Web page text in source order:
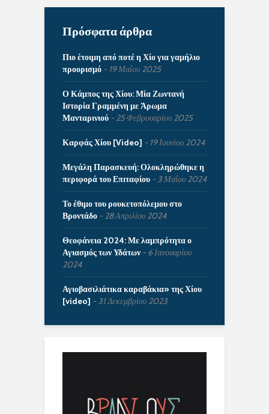
Πρόσφατα άρθρα
Πιο έτοιμη από ποτέ η Χίο για γαμήλιο
προορισμό
19 Μαΐου 2025
Ο Κάμπος της Χίου: Μία Ζωντανή
Ιστορία Γραμμένη με Άρωμα
Μανταρινιού
25 Φεβρουαρίου 2025
Καρφάς Χίου [Video] 19 Ιουνίου 2024
Μεγάλη Παρασκευή: Ολοκληρώθηκε η
περιφορά του Επιταφίου
3 Μαΐου 2024
Το έθιμο του ρουκετοπόλεμου στο
Βροντάδο
28 Απριλίου 2024
Θεοφάνεια 2024: Με λαμπρότητα ο
Αγιασμός των Υδάτων
6 Ιανουαρίου
2024
Αγιοβασιλιάτικα καραβάκια» της Χίου
[video]
31 Δεκεμβρίου 2023